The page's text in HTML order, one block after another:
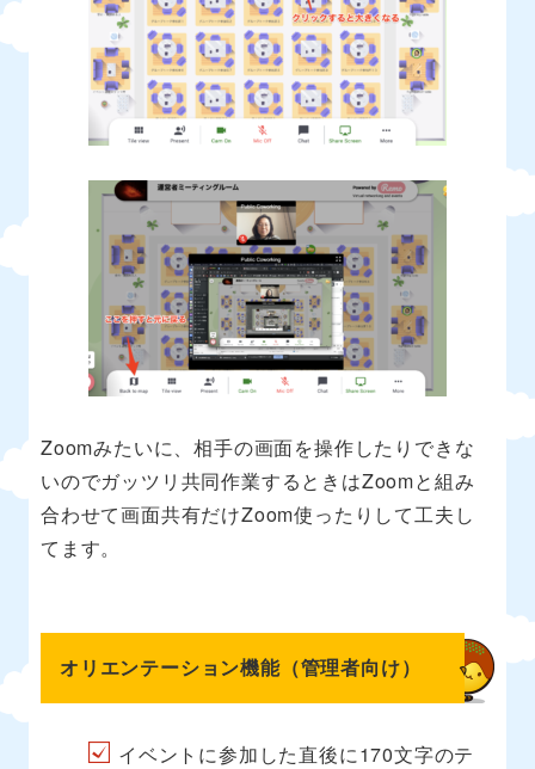
Zoomみたいに、相手の画面を操作したりできな
いのでガッツリ共同作業するときはZoomと組み
合わせて画面共有だけZoom使ったりして工夫し
てます。
オリエンテーション機能（管理者向け）
イベントに参加した直後に170文字のテ